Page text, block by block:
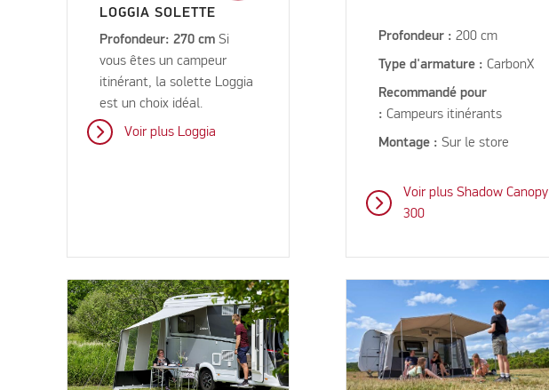
LOGGIA SOLETTE
Profondeur: 270 cmSi
vous êtes un campeur
itinérant, la solette Loggia
est un choix idéal.
Voir plus Loggia
Profondeur :200 cm
Type d'armature :CarbonX
Recommandé pour
:Campeurs itinérants
Montage :Sur le store
Voir plus Shadow Canopy
300